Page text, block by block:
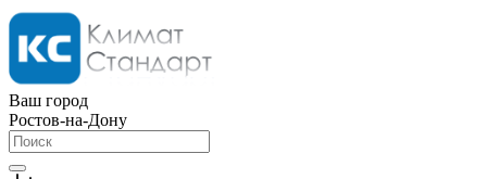
Ваш город
Ростов-на-Дону